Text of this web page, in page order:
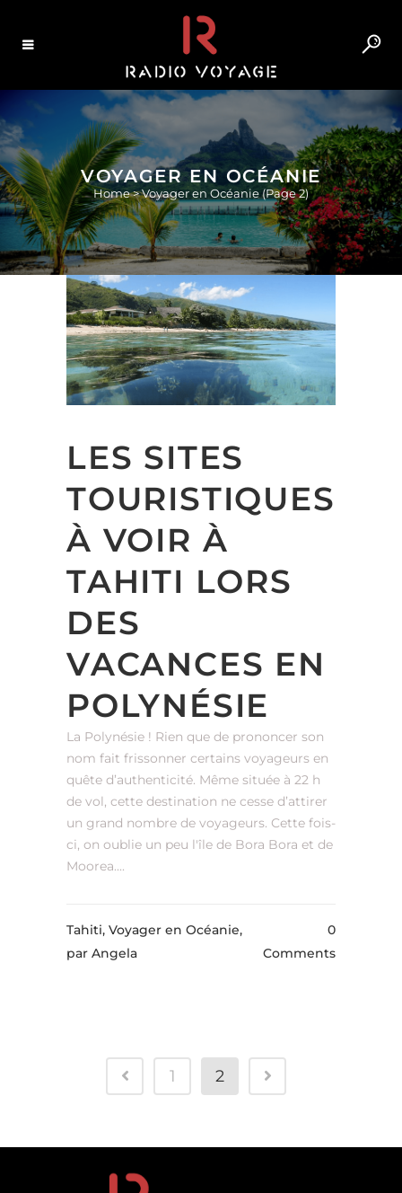
VOYAGER EN OCÉANIE
Home>Voyager en Océanie(Page 2)
LES SITES
TOURISTIQUES
À VOIR À
TAHITI LORS
DES
VACANCES EN
POLYNÉSIE
La Polynésie ! Rien que de prononcer son
nom fait frissonner certains voyageurs en
quête d’authenticité. Même située à 22 h
de vol, cette destination ne cesse d’attirer
un grand nombre de voyageurs. Cette fois-
ci, on oublie un peu l'île de Bora Bora et de
Moorea....
Tahiti, Voyager en Océanie,
par Angela
0
Comments
1 2